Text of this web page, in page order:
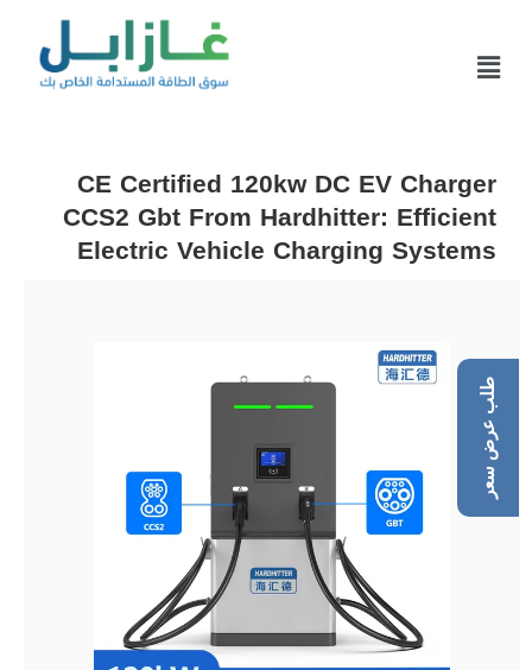
CE Certified 120kw DC EV Charger
CCS2 Gbt From Hardhitter: Efficient
Electric Vehicle Charging Systems
طلب عرض سعر